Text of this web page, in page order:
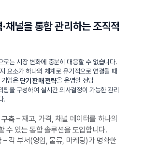
채널을 통합 관리하는 조직적
로는 시장 변화에 충분히 대응할 수 없습니다.
요소가 하나의 체계로 유기적으로 연결될 때
업은 단기 판매 전략을 운영할 전담
팀을 구성하여 실시간 의사결정이 가능한 관리
.
축 – 재고, 가격, 채널 데이터를 하나의
수 있는 통합 솔루션을 도입합니다.
– 각 부서(영업, 물류, 마케팅)가 명확한